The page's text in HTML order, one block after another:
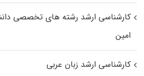
کارشناسی ارشد رﺷﺘﻪ ﻫﺎی تخصصی
اﻣﻴﻦ
کارشناسی ارشد زبان عربی